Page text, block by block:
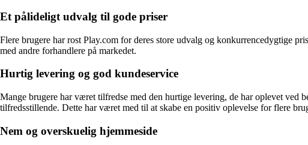
Et pålideligt udvalg til gode priser
Flere brugere har rost Play.com for deres store udvalg og konkurrencedygtige
med andre forhandlere på markedet.
Hurtig levering og god kundeservice
Mange brugere har været tilfredse med den hurtige levering, de har oplevet ved
tilfredsstillende. Dette har været med til at skabe en positiv oplevelse for flere
Nem og overskuelig hjemmeside